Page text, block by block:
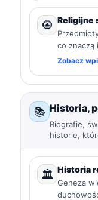
🧿 Religijne
co znaczą
Zobacz
📚 Historia,
Biografie,
historie,
🏛️ Historia
Geneza